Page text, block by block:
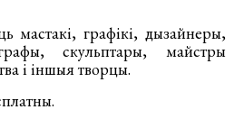
мастакі, графікі, дызайнеры,
скульптары, майстры
і іншыя творцы.